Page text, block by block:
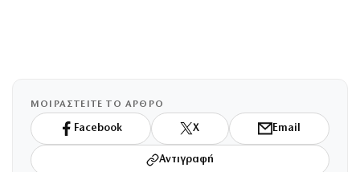
ΜΟΙΡΑΣΤΕΙΤΕ ΤΟ ΑΡΘΡΟ
Facebook X Email
Αντιγραφή